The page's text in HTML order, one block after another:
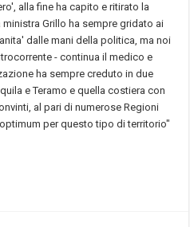
alla fine ha capito e ritirato la
Grillo ha sempre gridato ai
dalle mani della politica, ma noi
- continua il medico e
ha sempre creduto in due
e Teramo e quella costiera con
al pari di numerose Regioni
per questo tipo di territorio"